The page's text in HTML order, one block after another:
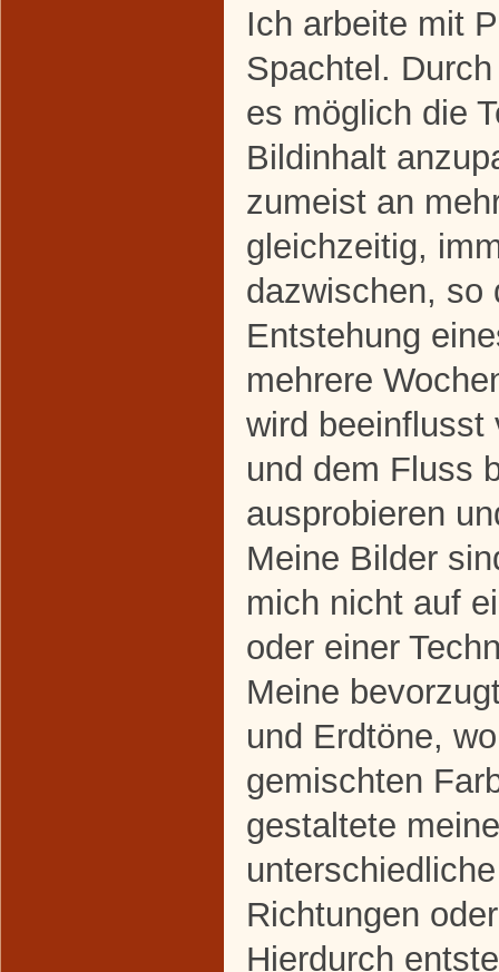
Ich arbeite mit
Spachtel.
es möglich die
Bildinhalt
zumeist an
gleichzeitig,
dazwischen, so
Entstehung
mehrere
wird beeinflusst
und dem Fluss
ausprobieren
Meine Bilder
mich nicht auf
oder einer
Meine
und Erdtöne,
gemischten
gestaltete
Richtungen
Hierdurch